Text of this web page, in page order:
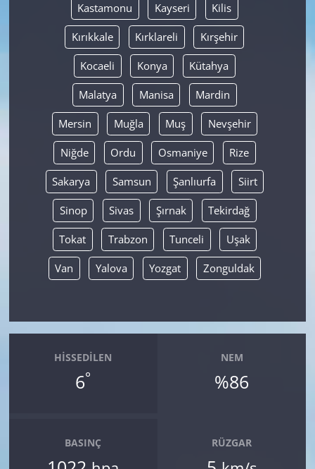
Kastamonu Kayseri Kilis
Kırıkkale Kırklareli Kırşehir
Kocaeli Konya Kütahya
Malatya Manisa Mardin
Mersin Muğla Muş Nevşehir
Niğde Ordu Osmaniye Rize
Sakarya Samsun Şanlıurfa Siirt
Sinop Sivas Şırnak Tekirdağ
Tokat Trabzon Tunceli Uşak
Van Yalova Yozgat Zonguldak
HISSEDILEN
6°
NEM
%86
BASINÇ RÜZGAR